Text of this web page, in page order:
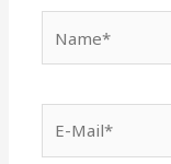
Mail*